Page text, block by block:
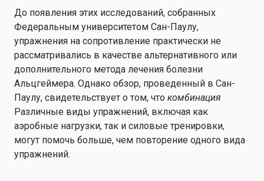
До появления этих исследований, собранных
Федеральным университетом Сан-Паулу,
упражнения на сопротивление практически не
рассматривались в качестве альтернативного или
дополнительного метода лечения болезни
Альцгеймера. Однако обзор, проведенный в Сан-
Паулу, свидетельствует о том, что комбинация
Различные виды упражнений, включая как
аэробные нагрузки, так и силовые тренировки,
могут помочь больше, чем повторение одного вида
упражнений.